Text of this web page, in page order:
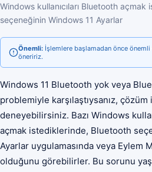
Windows kullanıcıları Bluetooth
seçeneğinin Windows 11 Ayarlar
Önemli: İşlemlere başlamadan önce
öneririz.
Windows 11 Bluetooth yok veya
problemiyle karşılaştıysanız, çözüm
deneyebilirsiniz. Bazı Windows
açmak istediklerinde, Bluetooth
Ayarlar uygulamasında veya Eylem
olduğunu görebilirler. Bu sorunu